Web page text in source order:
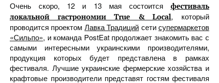
Очень скоро, 12 и 13 мая состоится фестиваль
локальной гастрономии True & Local, который
проводится проектом Лавка Традиций сетисупермаркетов
«Сильпо», и команда PostEat продолжает знакомить вас с
самыми интересными украинскими производителями,
продукция которых будет представлена в рамках
фестиваля. Лучшие украинские фермерские хозяйства и
крафтовые производители представят гостям фестиваля